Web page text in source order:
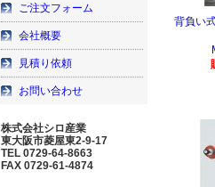
ご注文フォーム
会社概要
見積り依頼
お問い合わせ
株式会社シロ産業
東大阪市菱屋東2-9-17
TEL 0729-64-8663
FAX 0729-61-4874
背負い